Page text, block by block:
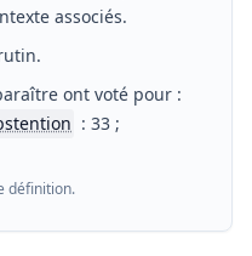
associés.
ont voté pour :
: 33 ;
définition.